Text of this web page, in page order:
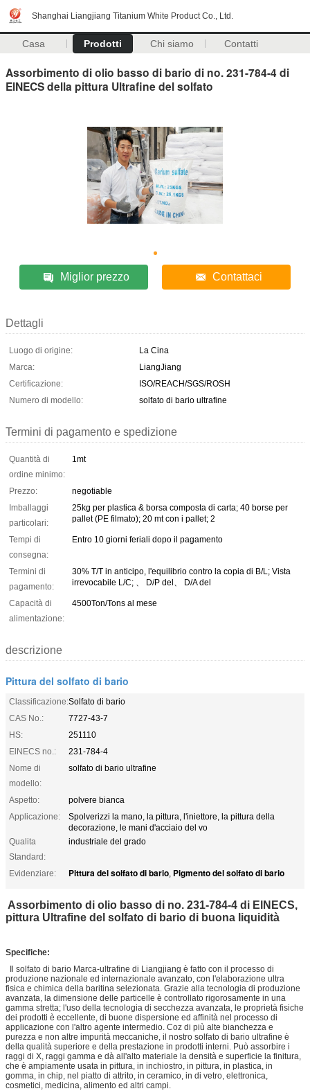
Shanghai Liangjiang Titanium White Product Co., Ltd.
Casa Prodotti Chi siamo Contatti
Assorbimento di olio basso di bario di no. 231-784-4 di
ElNECS della pittura Ultrafine del solfato
Miglior prezzo Contattaci
Dettagli
Luogo di origine:
La Cina
Marca:
LiangJiang
Certificazione:
ISO/REACH/SGS/ROSH
Numero di modello:
solfato di bario ultrafine
Termini di pagamento e spedizione
Quantità di
ordine minimo:
1mt
Prezzo:
negotiable
Imballaggi
particolari:
25kg per plastica & borsa composta di carta; 40 borse per
pallet (PE filmato); 20 mt con i pallet; 2
Tempi di
consegna:
Entro 10 giorni feriali dopo il pagamento
Termini di
pagamento:
30% T/T in anticipo, l'equilibrio contro la copia di B/L; Vista
irrevocabile L/C; 、 D/P del、 D/A del
Capacità di
alimentazione:
4500Ton/Tons al mese
descrizione
Pittura del solfato di bario
Classificazione:Solfato di bario
CAS No.:
7727-43-7
HS:
251110
ElNECS no.:
231-784-4
Nome di
modello:
solfato di bario ultrafine
Aspetto:
polvere bianca
Applicazione:
Spolverizzi la mano, la pittura, l'iniettore, la pittura della
decorazione, le mani d'acciaio del vo
Qualita
Standard:
industriale del grado
Evidenziare: Pittura del solfato di bario, Pigmento del solfato di bario
Assorbimento di olio basso di no. 231-784-4 di ElNECS,
pittura Ultrafine del solfato di bario di buona liquidità
Specifiche:
Il solfato di bario Marca-ultrafine di Liangjiang è fatto con il processo di
produzione nazionale ed internazionale avanzato, con l'elaborazione ultra
fisica e chimica della baritina selezionata. Grazie alla tecnologia di produzione
avanzata, la dimensione delle particelle è controllato rigorosamente in una
gamma stretta; l'uso della tecnologia di secchezza avanzata, le proprietà fisiche
dei prodotti è eccellente, di buone dispersione ed affinità nel processo di
applicazione con l'altro agente intermedio. Coz di più alte bianchezza e
purezza e non altre impurità meccaniche, il nostro solfato di bario ultrafine è
della qualità superiore e della prestazione in prodotti interni. Può assorbire i
raggi di X, raggi gamma e dà all'alto materiale la densità e superficie la finitura,
che è ampiamente usata in pittura, in inchiostro, in pittura, in plastica, in
gomma, in chip, nel piatto di attrito, in ceramico, in di vetro, elettronica,
cosmetici, medicina, alimento ed altri campi.